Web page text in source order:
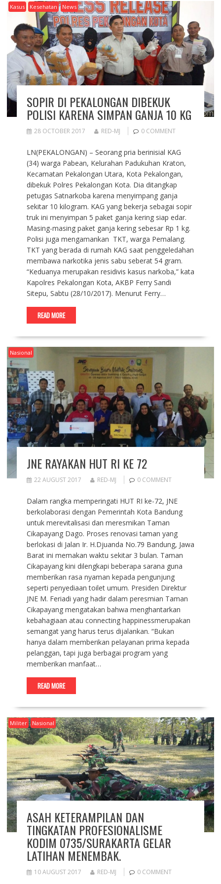
Kasus Kesehatan News
SOPIR DI PEKALONGAN DIBEKUK
POLISI KARENA SIMPAN GANJA 10 KG
28 OCTOBER 2017 RED-MJ 0 COMMENT
LN(PEKALONGAN) – Seorang pria berinisial KAG
(34) warga Pabean, Kelurahan Padukuhan Kraton,
Kecamatan Pekalongan Utara, Kota Pekalongan,
dibekuk Polres Pekalongan Kota. Dia ditangkap
petugas Satnarkoba karena menyimpang ganja
sekitar 10 kilogram. KAG yang bekerja sebagai sopir
truk ini menyimpan 5 paket ganja kering siap edar.
Masing-masing paket ganja kering sebesar Rp 1 kg.
Polisi juga mengamankan TKT, warga Pemalang.
TKT yang berada di rumah KAG saat penggeledahan
membawa narkotika jenis sabu seberat 54 gram.
“Keduanya merupakan residivis kasus narkoba,” kata
Kapolres Pekalongan Kota, AKBP Ferry Sandi
Sitepu, Sabtu (28/10/2017). Menurut Ferry…
READ MORE
Nasional
JNE RAYAKAN HUT RI KE 72
22 AUGUST 2017 RED-MJ 0 COMMENT
Dalam rangka memperingati HUT RI ke-72, JNE
berkolaborasi dengan Pemerintah Kota Bandung
untuk merevitalisasi dan meresmikan Taman
Cikapayang Dago. Proses renovasi taman yang
berlokasi di Jalan Ir. H.Djuanda No.79 Bandung, Jawa
Barat ini memakan waktu sekitar 3 bulan. Taman
Cikapayang kini dilengkapi beberapa sarana guna
memberikan rasa nyaman kepada pengunjung
seperti penyediaan toilet umum. Presiden Direktur
JNE M. Feriadi yang hadir dalam peresmian Taman
Cikapayang mengatakan bahwa menghantarkan
kebahagiaan atau connecting happinessmerupakan
semangat yang harus terus dijalankan. “Bukan
hanya dalam memberikan pelayanan prima kepada
pelanggan, tapi juga berbagai program yang
memberikan manfaat…
READ MORE
Militer Nasional
ASAH KETERAMPILAN DAN
TINGKATAN PROFESIONALISME
KODIM 0735/SURAKARTA GELAR
LATIHAN MENEMBAK.
10 AUGUST 2017 RED-MJ 0 COMMENT